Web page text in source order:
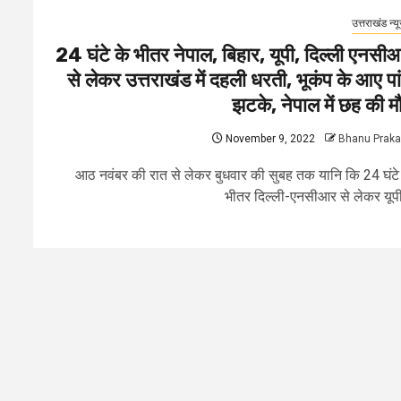
उत्तराखंड
24 घंटे के भीतर नेपाल, बिहार, यूपी, दिल्ली
से लेकर उत्तराखंड में दहली धरती, भूकंप के आए
झटके, नेपाल में छह की
November 9, 2022 Bhanu
आठ नवंबर की रात से लेकर बुधवार की सुबह तक यानि कि 24
भीतर दिल्ली-एनसीआर से लेकर